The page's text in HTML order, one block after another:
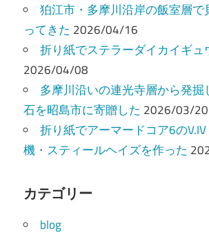
狛江市・多摩川沿岸の飯室層で
ってきた 2026/04/16
折り紙でステラーダイカイギュ
2026/04/08
多摩川沿いの連光寺層から発
石を昭島市に寄贈した 2026/03/20
折り紙でアーマードコア6の
機・スティールヘイズを作った
カテゴリー
blog